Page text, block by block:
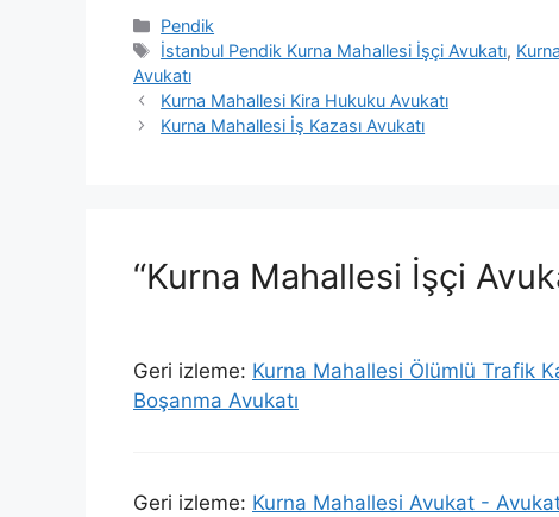
Kategoriler
Pendik
Etiketler
İstanbul Pendik Kurna Mahallesi İşçi Avukatı,
Avukatı
Kurna Mahallesi Kira Hukuku Avukatı
Kurna Mahallesi İş Kazası Avukatı
“Kurna Mahallesi İşçi
Geri izleme: Kurna Mahallesi Ölümlü Trafik
Boşanma Avukatı
Geri izleme: Kurna Mahallesi Avukat -